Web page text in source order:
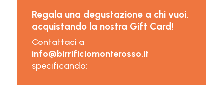
Regala una degustazione a chi vuoi,
acquistando la nostra Gift Card!
Contattaci a
info@birrificiomonterosso.it
specificando: